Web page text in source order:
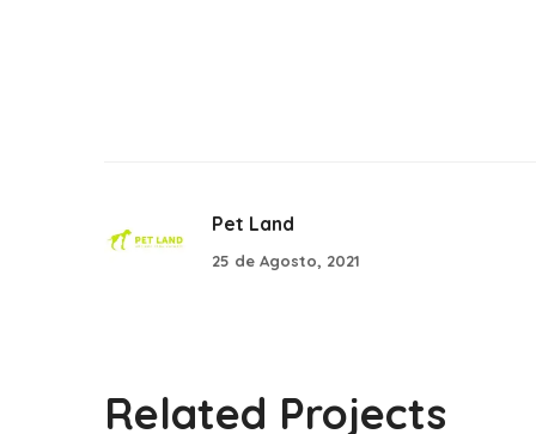
Pet Land
25 de Agosto, 2021
Related Projects
Barry4Kids